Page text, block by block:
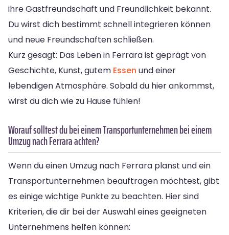
ihre Gastfreundschaft und Freundlichkeit bekannt.
Du wirst dich bestimmt schnell integrieren können
und neue Freundschaften schließen.
Kurz gesagt: Das Leben in Ferrara ist geprägt von
Geschichte, Kunst, gutem Essen und einer
lebendigen Atmosphäre. Sobald du hier ankommst,
wirst du dich wie zu Hause fühlen!
Worauf solltest du bei einem Transportunternehmen bei einem
Umzug nach Ferrara achten?
Wenn du einen Umzug nach Ferrara planst und ein
Transportunternehmen beauftragen möchtest, gibt
es einige wichtige Punkte zu beachten. Hier sind
Kriterien, die dir bei der Auswahl eines geeigneten
Unternehmens helfen können: